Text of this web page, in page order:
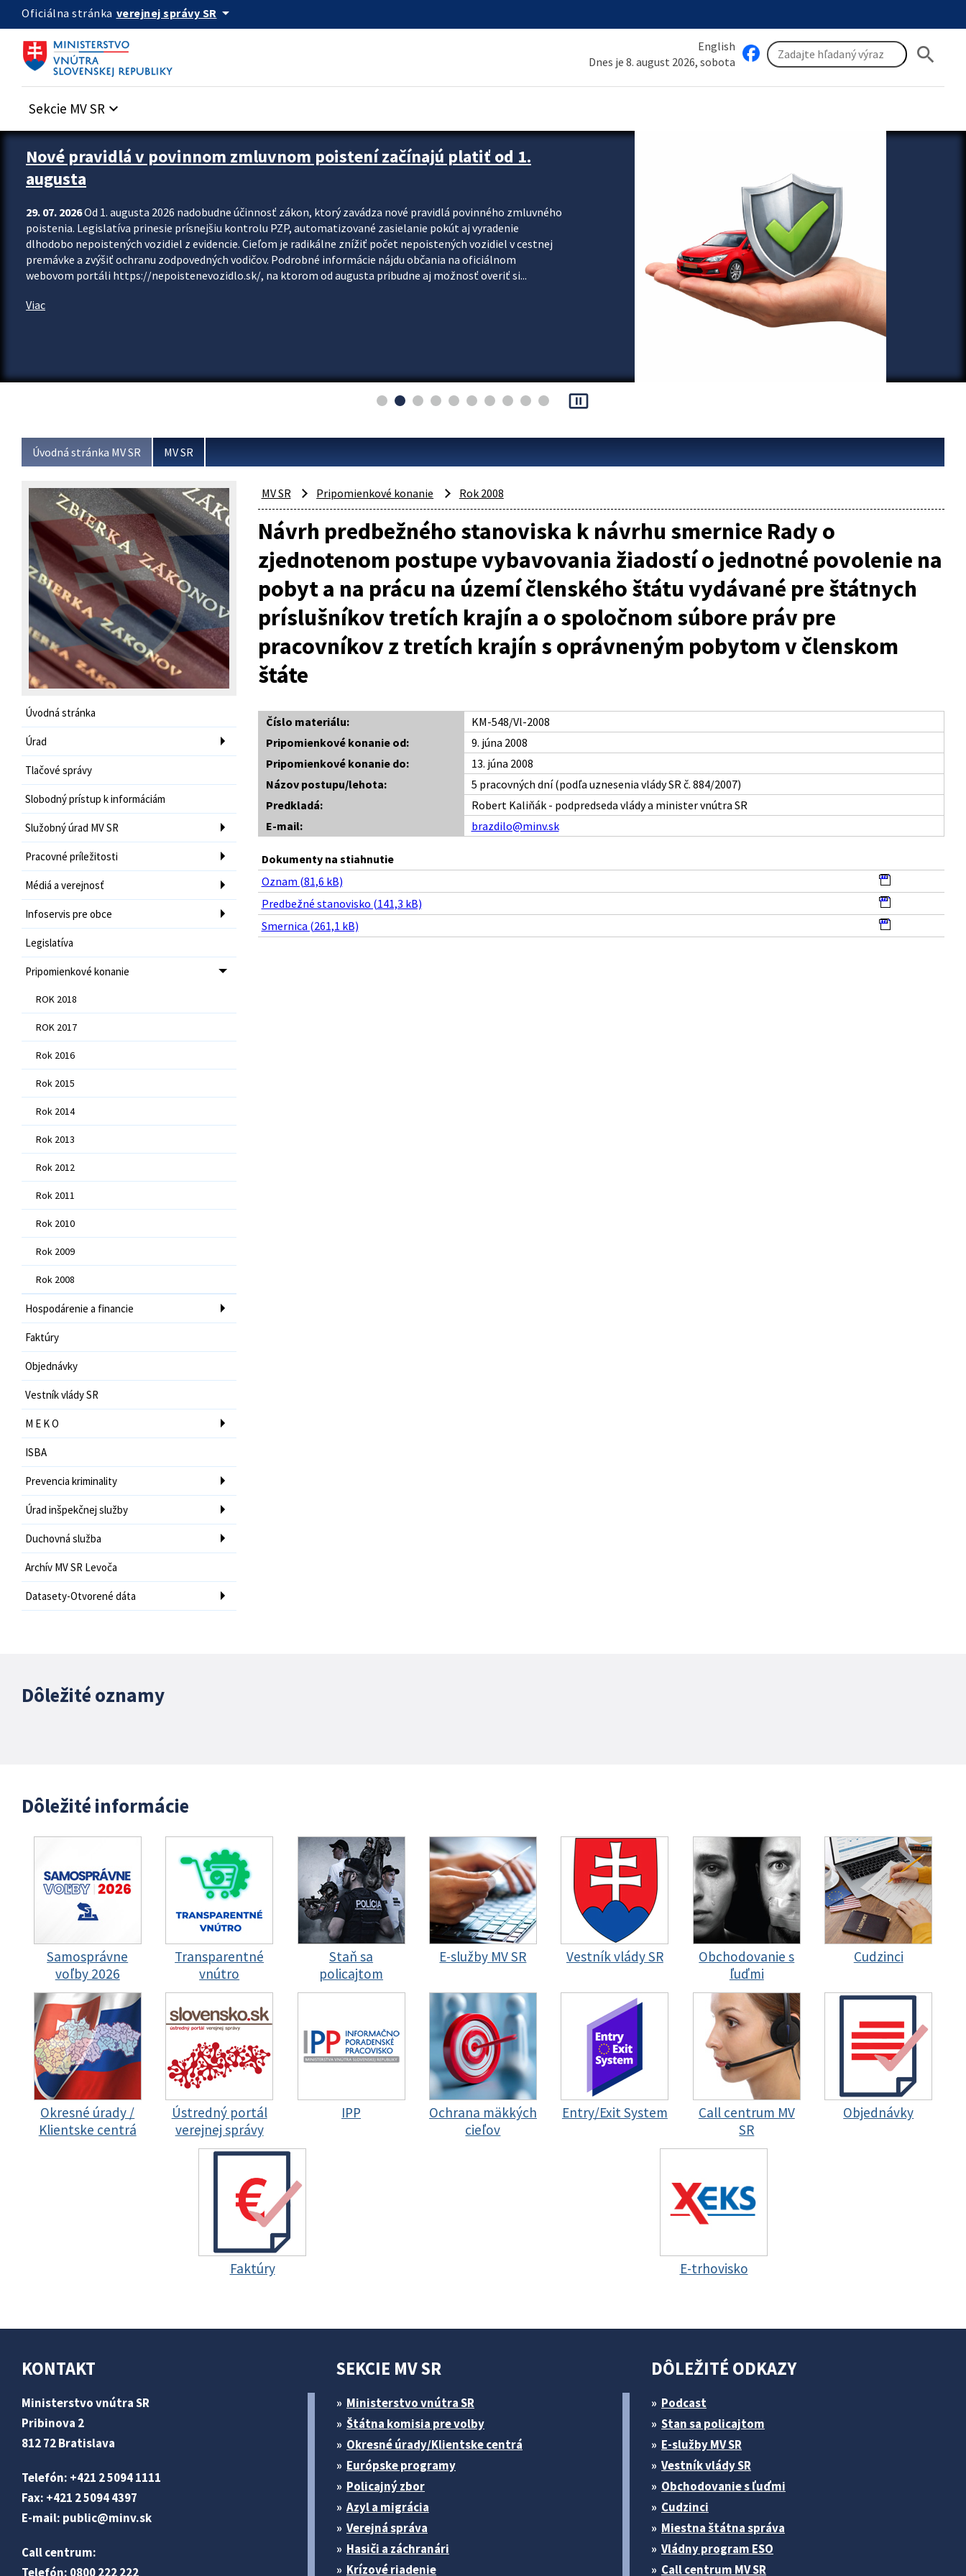
Preskocit na hlavný obsah
Oficiálna stránka verejnej správy SR arrow_drop_down
English
Dnes je 8. august 2026, sobota
search
Sekcie MV SR keyboard_arrow_down
Zastavit automatický posun upútavok
Nové pravidlá v povinnom zmluvnom poistení začínajú platiť od 1.
augusta
29. 07. 2026Od 1. augusta 2026 nadobudne účinnosť zákon, ktorý zavádza nové pravidlá povinného zmluvného
poistenia. Legislatíva prinesie prísnejšiu kontrolu PZP, automatizované zasielanie pokút aj vyradenie
dlhodobo nepoistených vozidiel z evidencie. Cieľom je radikálne znížiť počet nepoistených vozidiel v cestnej
premávke a zvýšiť ochranu zodpovedných vodičov. Podrobné informácie nájdu občania na oficiálnom
webovom portáli https://nepoistenevozidlo.sk/, na ktorom od augusta pribudne aj možnosť overiť si...
Viac
pause_presentation
Úvodná stránka MV SR MV SR
Úvodná stránka
Úrad
Tlačové správy
Slobodný prístup k informáciám
Služobný úrad MV SR
Pracovné príležitosti
Médiá a verejnosť
Infoservis pre obce
Legislatíva
Pripomienkové konanie
ROK 2018
ROK 2017
Rok 2016
Rok 2015
Rok 2014
Rok 2013
Rok 2012
Rok 2011
Rok 2010
Rok 2009
Rok 2008
Hospodárenie a financie
Faktúry
Objednávky
Vestník vlády SR
M E K O
ISBA
Prevencia kriminality
Úrad inšpekčnej služby
Duchovná služba
Archív MV SR Levoča
Datasety-Otvorené dáta
MV SR Pripomienkové konanie Rok 2008
Návrh predbežného stanoviska k návrhu smernice Rady o
zjednotenom postupe vybavovania žiadostí o jednotné povolenie na
pobyt a na prácu na území členského štátu vydávané pre štátnych
príslušníkov tretích krajín a o spoločnom súbore práv pre
pracovníkov z tretích krajín s oprávneným pobytom v členskom
štáte
Číslo materiálu:
KM-548/Vl-2008
Pripomienkové konanie od:
9. júna 2008
Pripomienkové konanie do:
13. júna 2008
Názov postupu/lehota:
5 pracovných dní (podľa uznesenia vlády SR č. 884/2007)
Predkladá:
Robert Kaliňák - podpredseda vlády a minister vnútra SR
E-mail:
brazdilo@minv.sk
Dokumenty na stiahnutie
Oznam (81,6 kB)
Predbežné stanovisko (141,3 kB)
Smernica (261,1 kB)
Dôležité oznamy
Dôležité informácie
Samosprávne
voľby 2026
Transparentné
vnútro
Staň sa
policajtom
E-služby MV SR Vestník vlády SR
Obchodovanie s
ľuďmi
Cudzinci
Okresné úrady /
Klientske centrá
Ústredný portál
verejnej správy
IPP
Ochrana mäkkých
cieľov
Entry/Exit System
Call centrum MV
SR
Objednávky
Faktúry E-trhovisko
KONTAKT
Ministerstvo vnútra SR
Pribinova 2
812 72 Bratislava
Telefón: +421 2 5094 1111
Fax: +421 2 5094 4397
E-mail: public@minv.sk
Call centrum:
Telefón: 0800 222 222
SEKCIE MV SR
Ministerstvo vnútra SR
Štátna komisia pre volby
Okresné úrady/Klientske centrá
Európske programy
Policajný zbor
Azyl a migrácia
Verejná správa
Hasiči a záchranári
Krízové riadenie
DÔLEŽITÉ ODKAZY
Podcast
Stan sa policajtom
E-služby MV SR
Vestník vlády SR
Obchodovanie s ľuďmi
Cudzinci
Miestna štátna správa
Vládny program ESO
Call centrum MV SR